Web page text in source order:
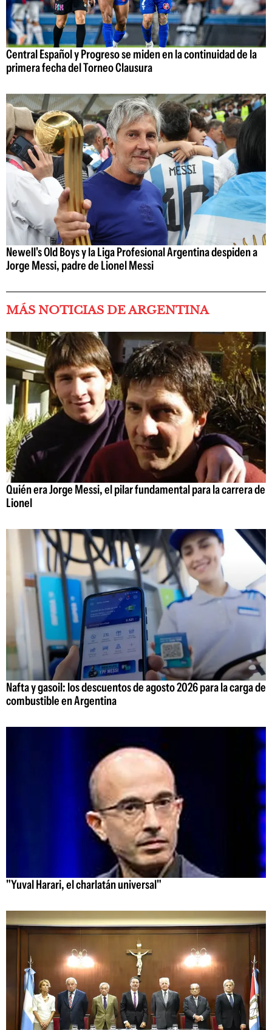
Central Español y Progreso se miden en la continuidad de la
primera fecha del Torneo Clausura
Newell's Old Boys y la Liga Profesional Argentina despiden a
Jorge Messi, padre de Lionel Messi
MÁS NOTICIAS DE ARGENTINA
Quién era Jorge Messi, el pilar fundamental para la carrera de
Lionel
Nafta y gasoil: los descuentos de agosto 2026 para la carga de
combustible en Argentina
"Yuval Harari, el charlatán universal"